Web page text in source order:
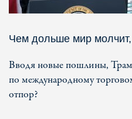
Чем дольше мир
Вводя новые пошлины,
по международному
отпор?